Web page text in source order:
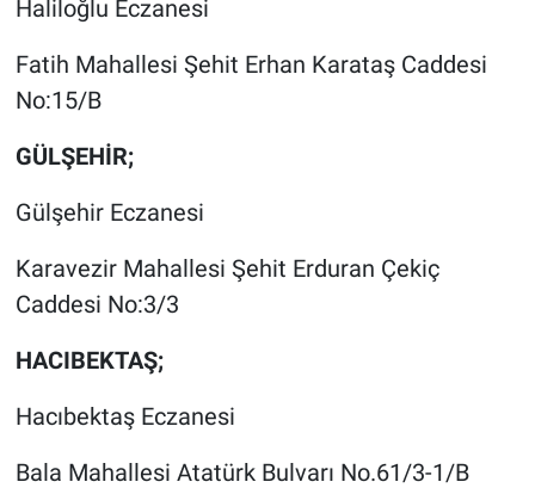
Haliloğlu Eczanesi
Fatih Mahallesi Şehit Erhan Karataş Caddesi
No:15/B
GÜLŞEHİR;
Gülşehir Eczanesi
Karavezir Mahallesi Şehit Erduran Çekiç
Caddesi No:3/3
HACIBEKTAŞ;
Hacıbektaş Eczanesi
Bala Mahallesi Atatürk Bulvarı No.61/3-1/B